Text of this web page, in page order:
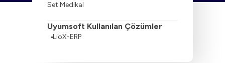
Set Medikal
Uyumsoft Kullanılan Çözümler
LioX-ERP